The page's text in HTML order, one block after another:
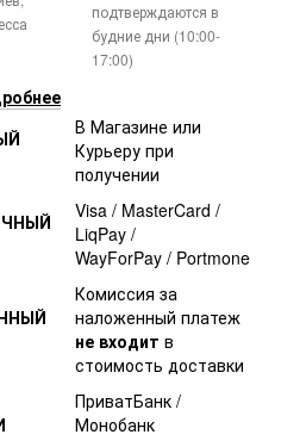
подтверждаются в
будние дни (10:00-
17:00)
В Магазине или
Курьеру при
получении
Visa / MasterCard /
LiqPay /
WayForPay / Portmone
Комиссия за
наложенный платеж
не входит в
стоимость доставки
ПриватБанк /
Монобанк